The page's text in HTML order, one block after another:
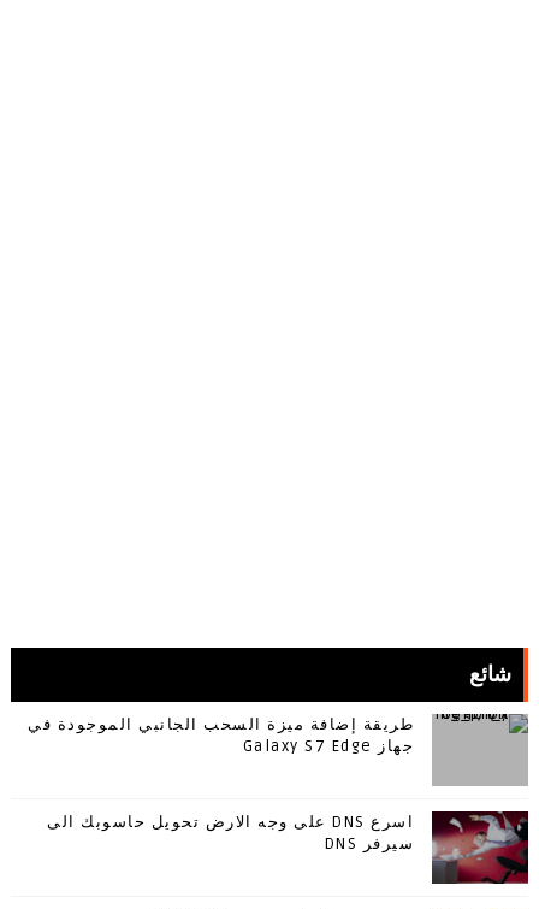
شائع
طريقة إضافة ميزة السحب الجانبي الموجودة في
جهاز Galaxy S7 Edge
اسرع DNS على وجه الارض تحويل حاسوبك الى
سيرفر DNS